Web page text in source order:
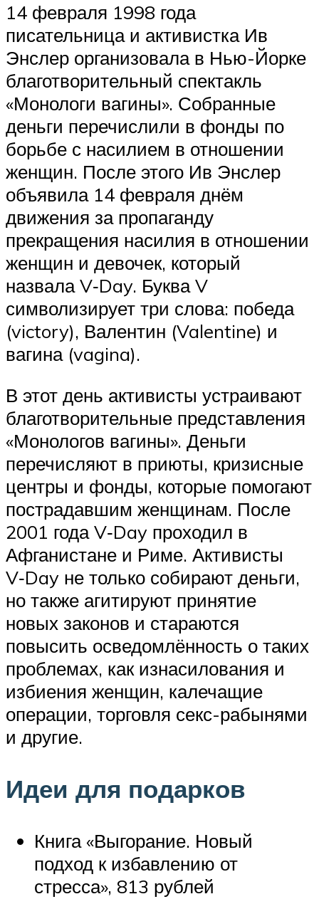
14 февраля 1998 года
писательница и активистка Ив
Энслер организовала в Нью-Йорке
благотворительный спектакль
«Монологи вагины». Собранные
деньги перечислили в фонды по
борьбе с насилием в отношении
женщин. После этого Ив Энслер
объявила 14 февраля днём
движения за пропаганду
прекращения насилия в отношении
женщин и девочек, который
назвала V‑Day. Буква V
символизирует три слова: победа
(vic­to­ry), Валентин (Valen­tine) и
вагина (vagi­na).
В этот день активисты устраивают
благотворительные представления
«Монологов вагины». Деньги
перечисляют в приюты, кризисные
центры и фонды, которые помогают
пострадавшим женщинам. После
2001 года V‑Day проходил в
Афганистане и Риме. Активисты
V‑Day не только собирают деньги,
но также агитируют принятие
новых законов и стараются
повысить осведомлённость о таких
проблемах, как изнасилования и
избиения женщин, калечащие
операции, торговля секс-рабынями
и другие.
Идеи для подарков
Книга «Выгорание. Новый
подход к избавлению от
стресса», 813 рублей